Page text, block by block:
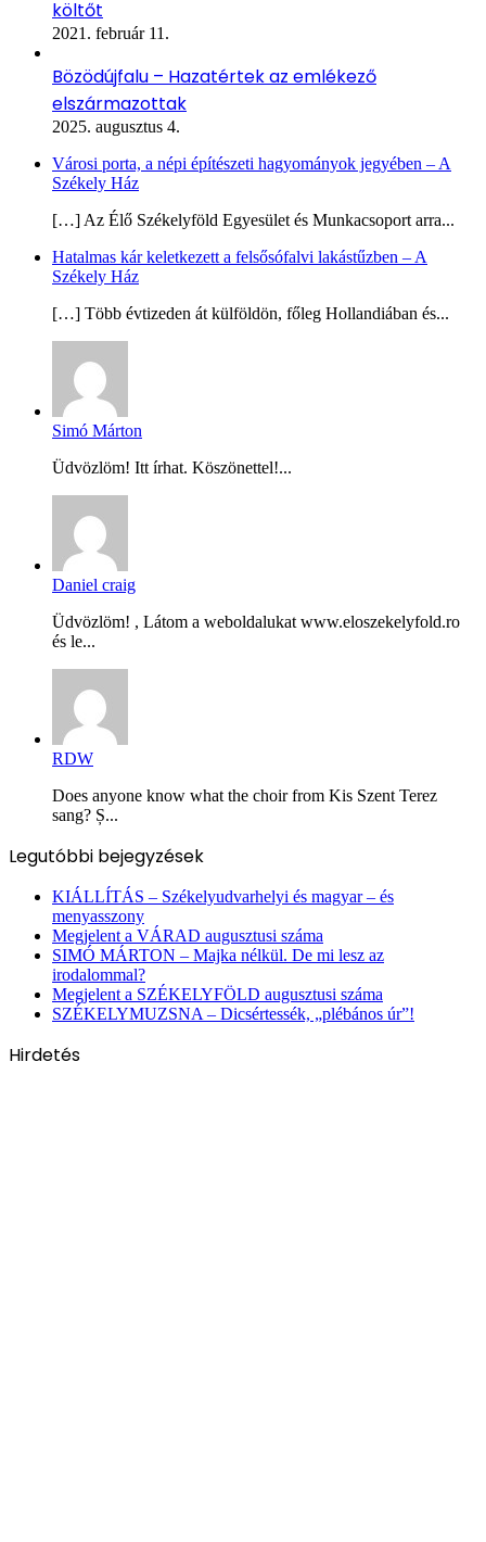
költőt
2021. február 11.
Bözödújfalu – Hazatértek az emlékező
elszármazottak
2025. augusztus 4.
Városi porta, a népi építészeti hagyományok jegyében – A
Székely Ház
[…] Az Élő Székelyföld Egyesület és Munkacsoport arra...
Hatalmas kár keletkezett a felsősófalvi lakástűzben – A
Székely Ház
[…] Több évtizeden át külföldön, főleg Hollandiában és...
Simó Márton
Üdvözlöm! Itt írhat. Köszönettel!...
Daniel craig
Üdvözlöm! , Látom a weboldalukat www.eloszekelyfold.ro
és le...
RDW
Does anyone know what the choir from Kis Szent Terez
sang? Ș...
Legutóbbi bejegyzések
KIÁLLÍTÁS – Székelyudvarhelyi és magyar – és
menyasszony
Megjelent a VÁRAD augusztusi száma
SIMÓ MÁRTON – Majka nélkül. De mi lesz az
irodalommal?
Megjelent a SZÉKELYFÖLD augusztusi száma
SZÉKELYMUZSNA – Dicsértessék, „plébános úr”!
Hirdetés